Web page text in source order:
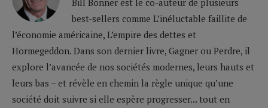
best-sellers comme L’inéluctable faillite de
l’économie américaine, L’empire des dettes et
Hormegeddon. Dans son dernier livre, Gagner ou Perdre, il
explore l’avancée de nos sociétés modernes, leurs hauts et
leurs bas – et révèle en chemin la règle unique qu’une
société doit suivre si elle espère progresser... tout en